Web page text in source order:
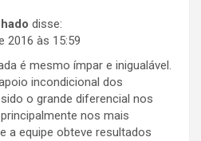
disse:
2016 às 15:59
é mesmo ímpar e inigualável.
incondicional dos
o grande diferencial nos
nos mais
a equipe obteve resultados